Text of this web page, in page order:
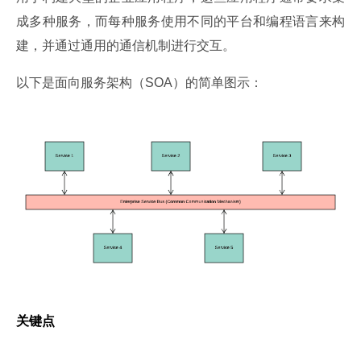
成多种服务，而每种服务使用不同的平台和编程语言来构
建，并通过通用的通信机制进行交互。
以下是面向服务架构（SOA）的简单图示：
关键点